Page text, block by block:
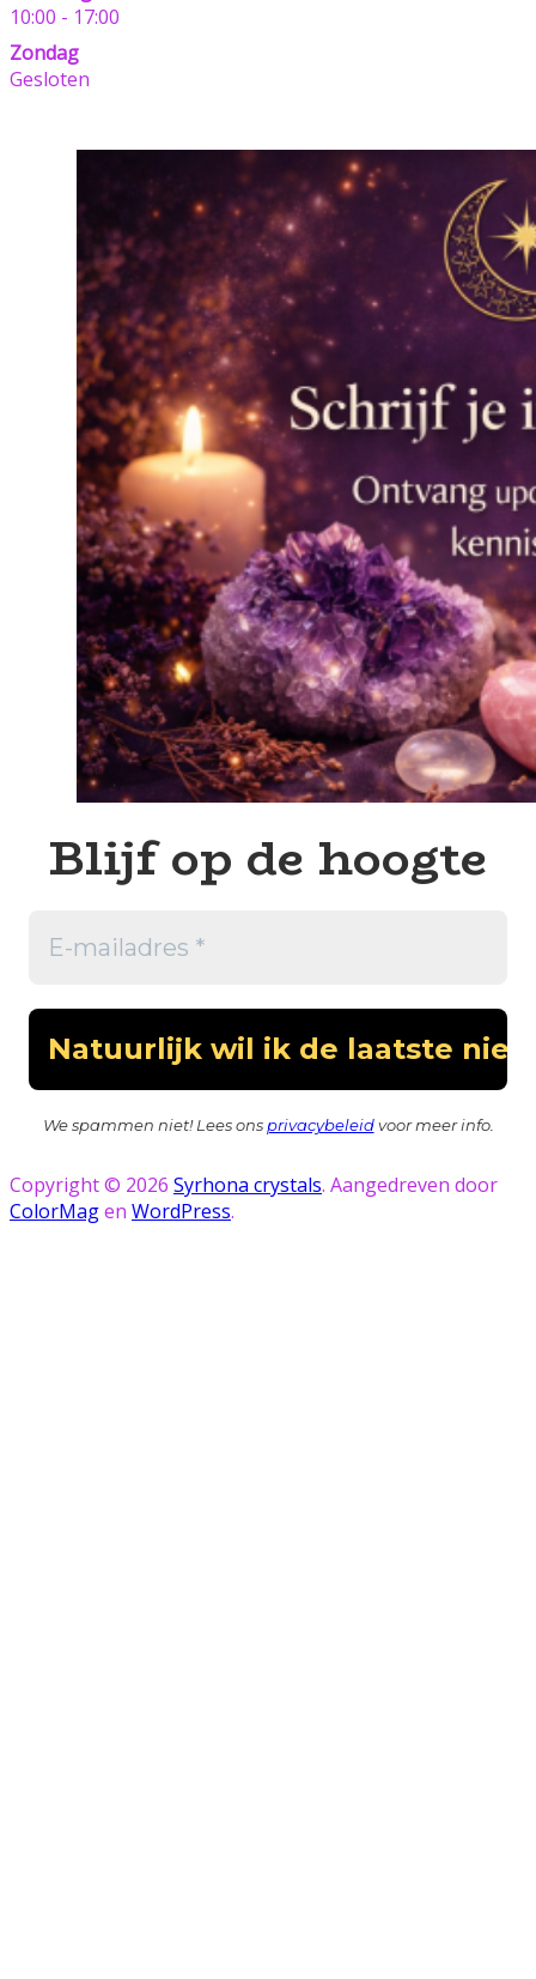
10:00 - 17:00
Zondag
Gesloten
Blijf op de hoogte
We spammen niet! Lees ons privacybeleidvoor meer info.
Copyright © 2026 Syrhona crystals. Aangedreven door
ColorMagen WordPress.